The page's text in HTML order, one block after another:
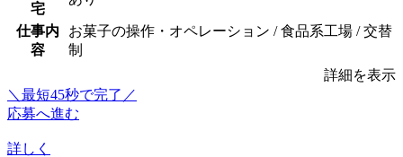
宅
仕事内
容
お菓子の操作・オペレーション / 食品系工場 / 交替
制
詳細を表示
＼最短45秒で完了／
応募へ進む
詳しく